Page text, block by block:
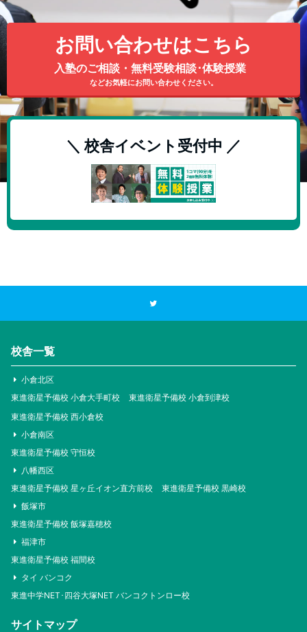
お問い合わせはこちら
入塾のご相談・無料受験相談･体験授業
などお気軽にお問い合わせください。
＼ 校舎イベント受付中 ／
校舎一覧
小倉北区
東進衛星予備校 小倉大手町校
東進衛星予備校 小倉到津校
東進衛星予備校 西小倉校
小倉南区
東進衛星予備校 守恒校
八幡西区
東進衛星予備校 星ヶ丘イオン直方前校
東進衛星予備校 黒崎校
飯塚市
東進衛星予備校 飯塚嘉穂校
福津市
東進衛星予備校 福間校
タイ バンコク
東進中学NET･四谷大塚NET バンコクトンロー校
サイトマップ